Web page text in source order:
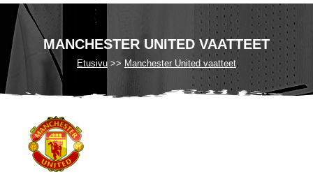
MANCHESTER UNITED VAATTEET
Etusivu Manchester United vaatteet